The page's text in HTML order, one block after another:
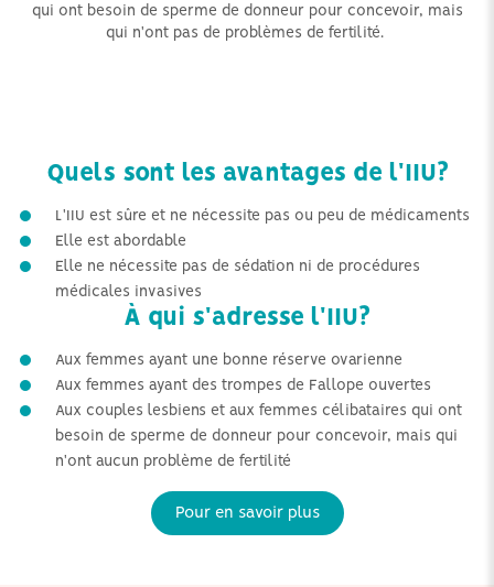
qui ont besoin de sperme de donneur pour concevoir, mais
qui n'ont pas de problèmes de fertilité.
Quels sont les avantages de l'IIU?
L'IIU est sûre et ne nécessite pas ou peu de médicaments
Elle est abordable
Elle ne nécessite pas de sédation ni de procédures
médicales invasives
À qui s'adresse l'IIU?
Aux femmes ayant une bonne réserve ovarienne
Aux femmes ayant des trompes de Fallope ouvertes
Aux couples lesbiens et aux femmes célibataires qui ont
besoin de sperme de donneur pour concevoir, mais qui
n'ont aucun problème de fertilité
Pour en savoir plus